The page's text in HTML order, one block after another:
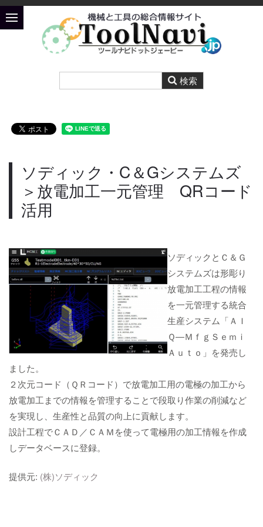
ソディック・C＆Gシステムズ
＞放電加工一元管理 QRコード
活用
ソディックとＣ＆Ｇ
システムズは形彫り
放電加工工程の情報
を一元管理する統合
生産システム「ＡＩ
Ｑ―ＭｆｇＳｅｍｉ
Ａｕｔｏ」を発売し
ました。
２次元コード（ＱＲコード）で放電加工用の電極の加工から
放電加工までの情報を管理することで段取り作業の削減など
を実現し、生産性と品質の向上に貢献します。
設計工程でＣＡＤ／ＣＡＭを使って電極用の加工情報を作成
しデータベースに登録。
提供元: (株)ソディック